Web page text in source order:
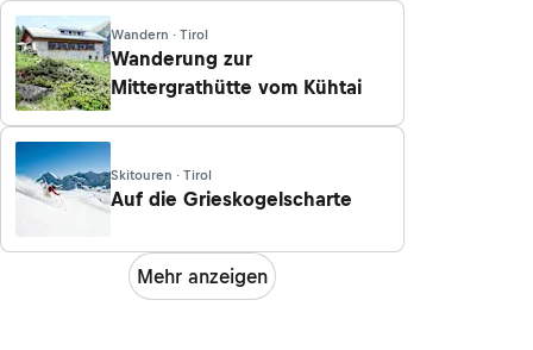
Wandern · Tirol
Wanderung zur
Mittergrathütte vom Kühtai
Skitouren · Tirol
Auf die Grieskogelscharte
Mehr anzeigen